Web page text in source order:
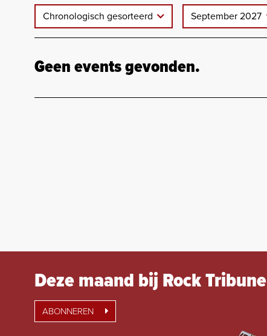
Chronologisch gesorteerd September 2027
Geen events gevonden.
Deze maand bij Rock Tribune
ABONNEREN